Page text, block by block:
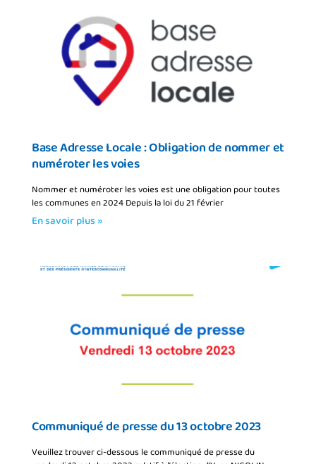
Base Adresse Locale : Obligation de nommer et
numéroter les voies
Nommer et numéroter les voies est une obligation pour toutes
les communes en 2024 Depuis la loi du 21 février
En savoir plus »
Communiqué de presse du 13 octobre 2023
Veuillez trouver ci-dessous le communiqué de presse du